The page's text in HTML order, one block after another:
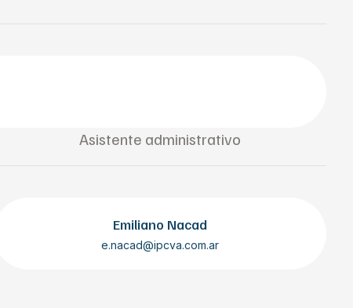
Asistente administrativo
Emiliano Nacad
e.nacad@ipcva.com.ar